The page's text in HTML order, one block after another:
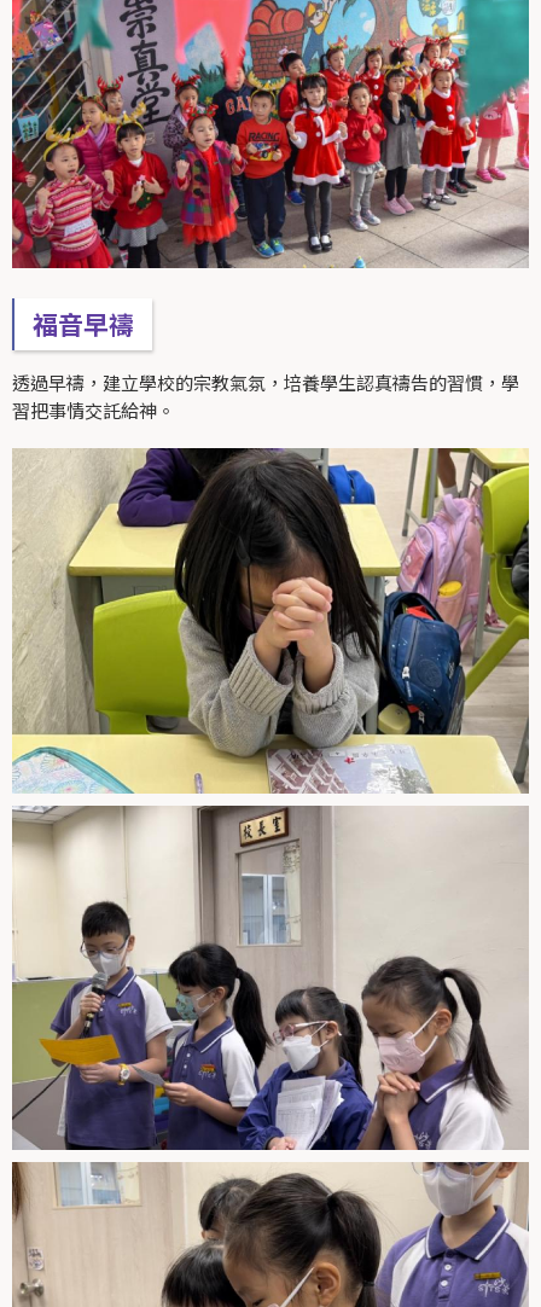
福音早禱
透過早禱，建立學校的宗教氣氛，培養學生認真禱告的習慣，學
習把事情交託給神。